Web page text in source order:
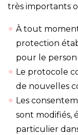
très importants
À tout
protection
pour le
Le protocole
de nouvelles
Les
sont modifiés,
particulier